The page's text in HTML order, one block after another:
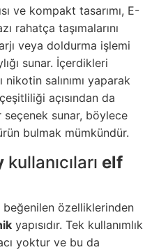
ve kompakt tasarımı, E-
rahatça taşımalarını
veya doldurma işlemi
sunar. İçerdikleri
salınımı yaparak
açısından da
seçenek sunar, böylece
bulmak mümkündür.
kullanıcıları elf
beğenilen özelliklerinden
yapısıdır. Tek kullanımlık
yoktur ve bu da